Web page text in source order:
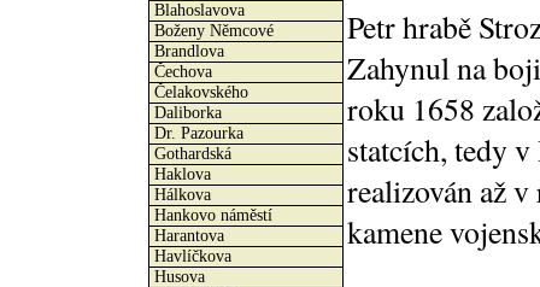
Blahoslavova
Boženy Němcové
Brandlova
Čechova
Čelakovského
Daliborka
Dr. Pazourka
Gothardská
Haklova
Hálkova
Hankovo náměstí
Harantova
Havlíčkova
Husova
Petr hrabě
Zahynul na
roku 1658
statcích, tedy
realizován až
kamene